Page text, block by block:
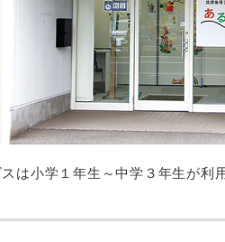
は小学１年生～中学３年生が利